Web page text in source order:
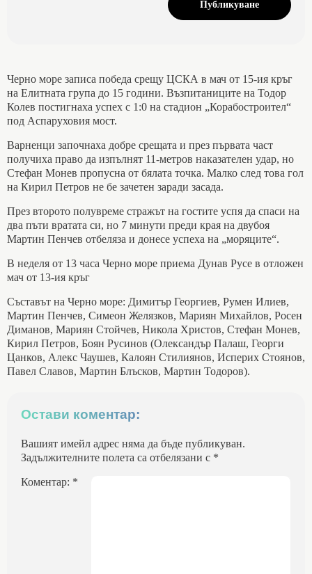
Черно море записа победа срещу ЦСКА в мач от 15-ия кръг
на Елитната група до 15 години. Възпитаниците на Тодор
Колев постигнаха успех с 1:0 на стадион „Корабостроител“
под Аспаруховия мост.
Варненци започнаха добре срещата и през първата част
получиха право да изпълнят 11-метров наказателен удар, но
Стефан Монев пропусна от бялата точка. Малко след това гол
на Кирил Петров не бе зачетен заради засада.
През второто полувреме стражът на гостите успя да спаси на
два пъти вратата си, но 7 минути преди края на двубоя
Мартин Пенчев отбеляза и донесе успеха на „моряците“.
В неделя от 13 часа Черно море приема Дунав Русе в отложен
мач от 13-ия кръг
Съставът на Черно море: Димитър Георгиев, Румен Илиев,
Мартин Пенчев, Симеон Желязков, Мариян Михайлов, Росен
Диманов, Мариян Стойчев, Никола Христов, Стефан Монев,
Кирил Петров, Боян Русинов (Олександър Палаш, Георги
Цанков, Алекс Чаушев, Калоян Стилиянов, Исперих Стоянов,
Павел Славов, Мартин Блъсков, Мартин Тодоров).
Остави коментар:
Вашият имейл адрес няма да бъде публикуван.
Задължителните полета са отбелязани с *
Коментар: *